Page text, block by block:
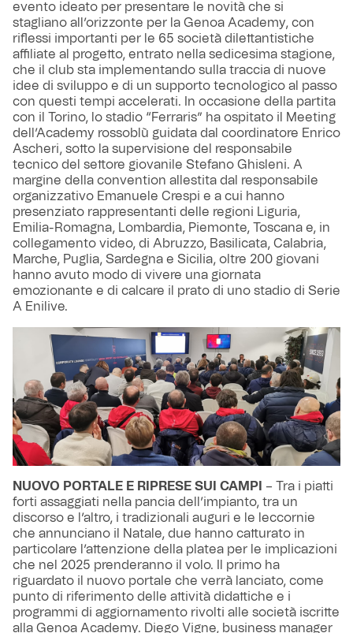
evento ideato per presentare le novità che si
stagliano all’orizzonte per la Genoa Academy, con
riflessi importanti per le 65 società dilettantistiche
affiliate al progetto, entrato nella sedicesima stagione,
che il club sta implementando sulla traccia di nuove
idee di sviluppo e di un supporto tecnologico al passo
con questi tempi accelerati. In occasione della partita
con il Torino, lo stadio “Ferraris” ha ospitato il Meeting
dell’Academy rossoblù guidata dal coordinatore Enrico
Ascheri, sotto la supervisione del responsabile
tecnico del settore giovanile Stefano Ghisleni. A
margine della convention allestita dal responsabile
organizzativo Emanuele Crespi e a cui hanno
presenziato rappresentanti delle regioni Liguria,
Emilia-Romagna, Lombardia, Piemonte, Toscana e, in
collegamento video, di Abruzzo, Basilicata, Calabria,
Marche, Puglia, Sardegna e Sicilia, oltre 200 giovani
hanno avuto modo di vivere una giornata
emozionante e di calcare il prato di uno stadio di Serie
A Enilive.
NUOVO PORTALE E RIPRESE SUI CAMPI – Tra i piatti
forti assaggiati nella pancia dell’impianto, tra un
discorso e l’altro, i tradizionali auguri e le leccornie
che annunciano il Natale, due hanno catturato in
particolare l’attenzione della platea per le implicazioni
che nel 2025 prenderanno il volo. Il primo ha
riguardato il nuovo portale che verrà lanciato, come
punto di riferimento delle attività didattiche e i
programmi di aggiornamento rivolti alle società iscritte
alla Genoa Academy. Diego Vigne, business manager